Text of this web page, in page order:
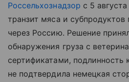
Россельхознадзор с 5
транзит мяса и субпродуктов
через Россию. Решение
обнаружения груза с
сертификатами, подлинность
не подтвердила немецкая